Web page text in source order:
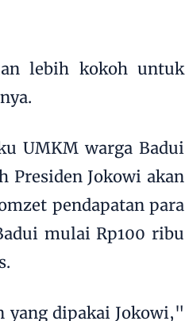
lebih kokoh untuk
UMKM warga Badui
Presiden Jokowi akan
pendapatan para
mulai Rp100 ribu
yang dipakai Jokowi,"